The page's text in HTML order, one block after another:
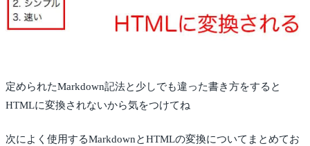
定められたMarkdown記法と少しでも違った書き方をすると
HTMLに変換されないから気をつけてね
次によく使用するMarkdownとHTMLの変換についてまとめてお